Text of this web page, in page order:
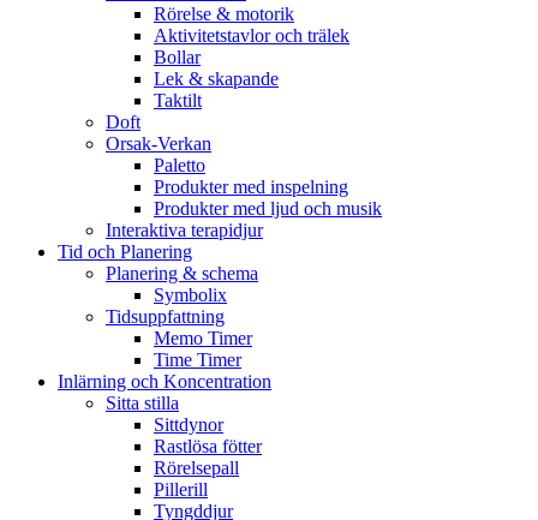
Rörelse & motorik
Aktivitetstavlor och trälek
Bollar
Lek & skapande
Taktilt
Doft
Orsak-Verkan
Paletto
Produkter med inspelning
Produkter med ljud och musik
Interaktiva terapidjur
Tid och Planering
Planering & schema
Symbolix
Tidsuppfattning
Memo Timer
Time Timer
Inlärning och Koncentration
Sitta stilla
Sittdynor
Rastlösa fötter
Rörelsepall
Pillerill
Tyngddjur